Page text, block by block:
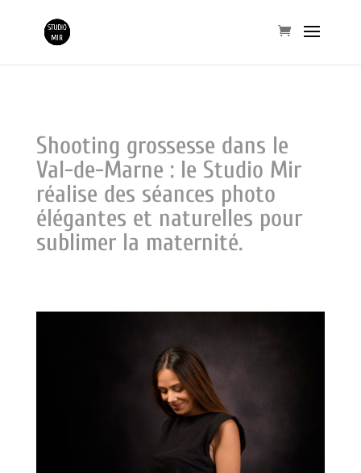
Shooting grossesse dans le
Val-de-Marne : le Studio Mir
réalise des séances photo
élégantes et naturelles pour
sublimer la maternité.